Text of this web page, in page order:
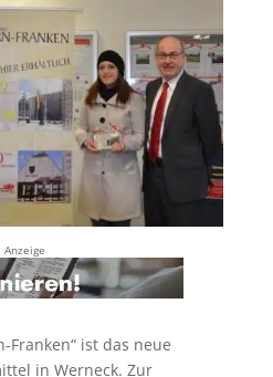
Anzeige
Franken“ ist das neue
in Werneck. Zur